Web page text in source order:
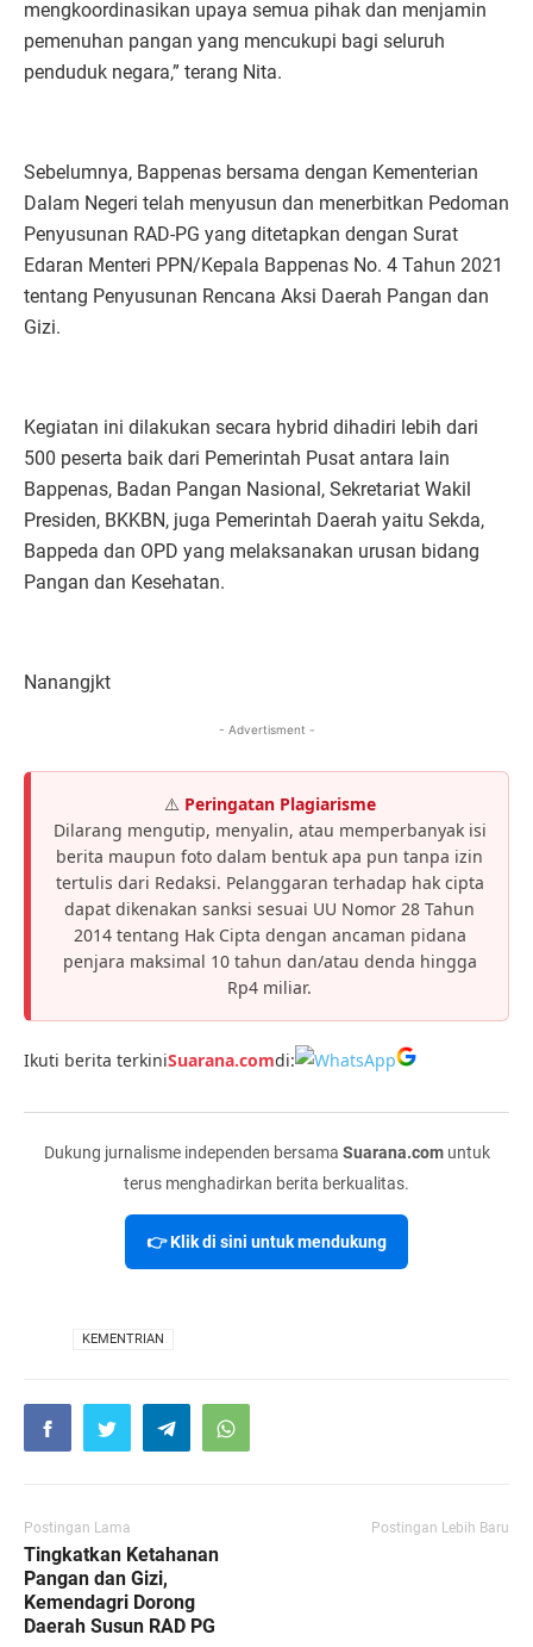
mengkoordinasikan upaya semua pihak dan menjamin
pemenuhan pangan yang mencukupi bagi seluruh
penduduk negara,” terang Nita.
Sebelumnya, Bappenas bersama dengan Kementerian
Dalam Negeri telah menyusun dan menerbitkan Pedoman
Penyusunan RAD-PG yang ditetapkan dengan Surat
Edaran Menteri PPN/Kepala Bappenas No. 4 Tahun 2021
tentang Penyusunan Rencana Aksi Daerah Pangan dan
Gizi.
Kegiatan ini dilakukan secara hybrid dihadiri lebih dari
500 peserta baik dari Pemerintah Pusat antara lain
Bappenas, Badan Pangan Nasional, Sekretariat Wakil
Presiden, BKKBN, juga Pemerintah Daerah yaitu Sekda,
Bappeda dan OPD yang melaksanakan urusan bidang
Pangan dan Kesehatan.
Nanangjkt
- Advertisment -
⚠️ Peringatan Plagiarisme
Dilarang mengutip, menyalin, atau memperbanyak isi
berita maupun foto dalam bentuk apa pun tanpa izin
tertulis dari Redaksi. Pelanggaran terhadap hak cipta
dapat dikenakan sanksi sesuai UU Nomor 28 Tahun
2014 tentang Hak Cipta dengan ancaman pidana
penjara maksimal 10 tahun dan/atau denda hingga
Rp4 miliar.
Ikuti berita terkiniSuarana.comdi:
Dukung jurnalisme independen bersama Suarana.comuntuk
terus menghadirkan berita berkualitas.
👉 Klik di sini untuk mendukung
KEMENTRIAN
Postingan Lama
Tingkatkan Ketahanan
Pangan dan Gizi,
Kemendagri Dorong
Daerah Susun RAD PG
Postingan Lebih Baru